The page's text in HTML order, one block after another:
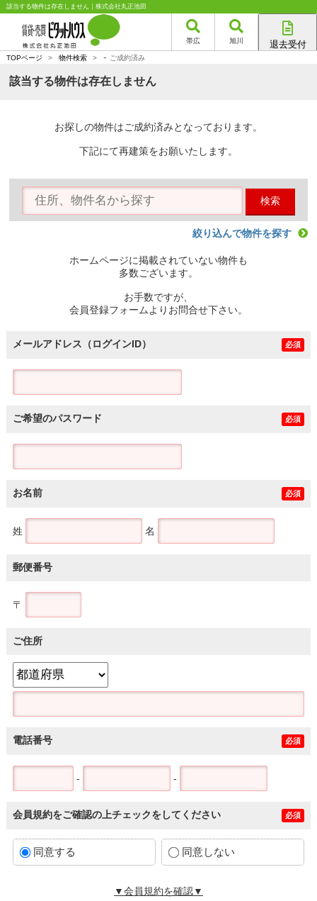
該当する物件は存在しません｜株式会社丸正池田
帯広 旭川 退去受付
TOPページ > 物件検索 > - ご成約済み
該当する物件は存在しません
お探しの物件はご成約済みとなっております。
下記にて再建策をお願いたします。
検索
絞り込んで物件を探す
ホームページに掲載されていない物件も
多数ございます。
お手数ですが、
会員登録フォームよりお問合せ下さい。
メールアドレス（ログインID） 必須
ご希望のパスワード 必須
お名前 必須
姓 名
郵便番号
〒
ご住所
電話番号 必須
- -
会員規約をご確認の上チェックをしてください 必須
同意する 同意しない
▼会員規約を確認▼